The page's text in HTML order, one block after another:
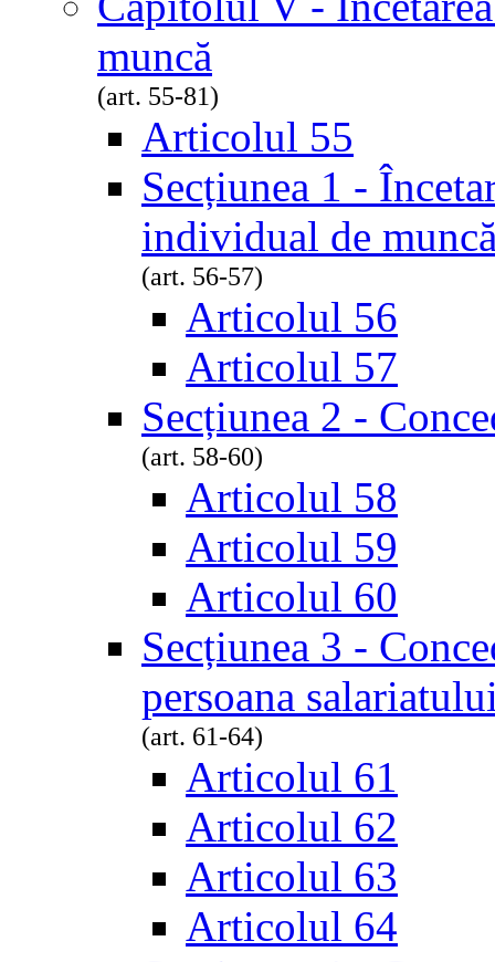
muncă
(art. 55-81)
Articolul 55
Secțiunea 1 -
individual de
(art. 56-57)
Articolul 56
Articolul 57
Secțiunea 2 -
(art. 58-60)
Articolul 58
Articolul 59
Articolul 60
Secțiunea 3 -
persoana
(art. 61-64)
Articolul 61
Articolul 62
Articolul 63
Articolul 64